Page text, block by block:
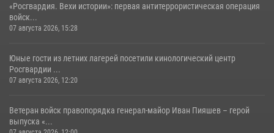
«Росгвардия. Вехи истории»: первая антитеррористическая операция
войск...
07 августа 2026, 15:28
Юные гости из летних лагерей посетили кинологический центр
Росгвардии ...
07 августа 2026, 12:20
Ветеран войск правопорядка генерал-майор Иван Пияшев – герой
выпуска «...